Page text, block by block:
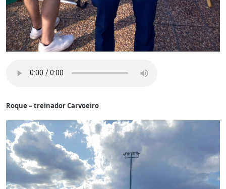
Roque – treinador Carvoeiro